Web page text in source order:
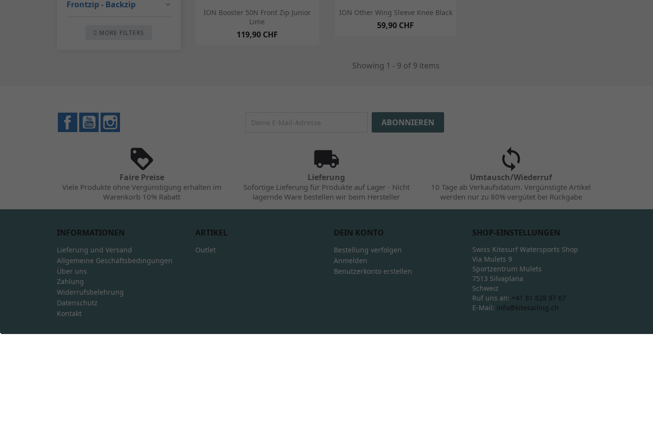
Frontzip - Backzip
MORE FILTERS
 Vorschau
ION Booster 50N Front Zip Junior
Lime
119,90 CHF
Vorschau
ION Other Wing Sleeve Knee Black
59,90 CHF
Showing 1 - 9 of 9 items
FacebookYouTube
Faire Preise
Viele Produkte ohne Vergünstigung erhalten im
Warenkorb 10% Rabatt
Lieferung
Sofortige Lieferung für Produkte auf Lager - Nicht
lagernde Ware bestellen wir beim Hersteller
Umtausch/Wiederruf
10 Tage ab Verkaufsdatum. Vergünstigte Artikel
werden nur zu 80% vergütet bei Rückgabe
INFORMATIONEN
Lieferung und Versand
Allgemeine Geschäftsbedingungen
Über uns
Zahlung
Widerrufsbelehrung
Datenschutz
Kontakt
ARTIKEL
Outlet
DEIN KONTO
Bestellung verfolgen
Anmelden
Benutzerkonto erstellen
SHOP-EINSTELLUNGEN
Swiss Kitesurf Watersports Shop
Via Mulets 9
Sportzentrum Mulets
7513 Silvaplana
Schweiz
Ruf uns an: +41 81 828 97 67
E-Mail: info@kitesailing.ch